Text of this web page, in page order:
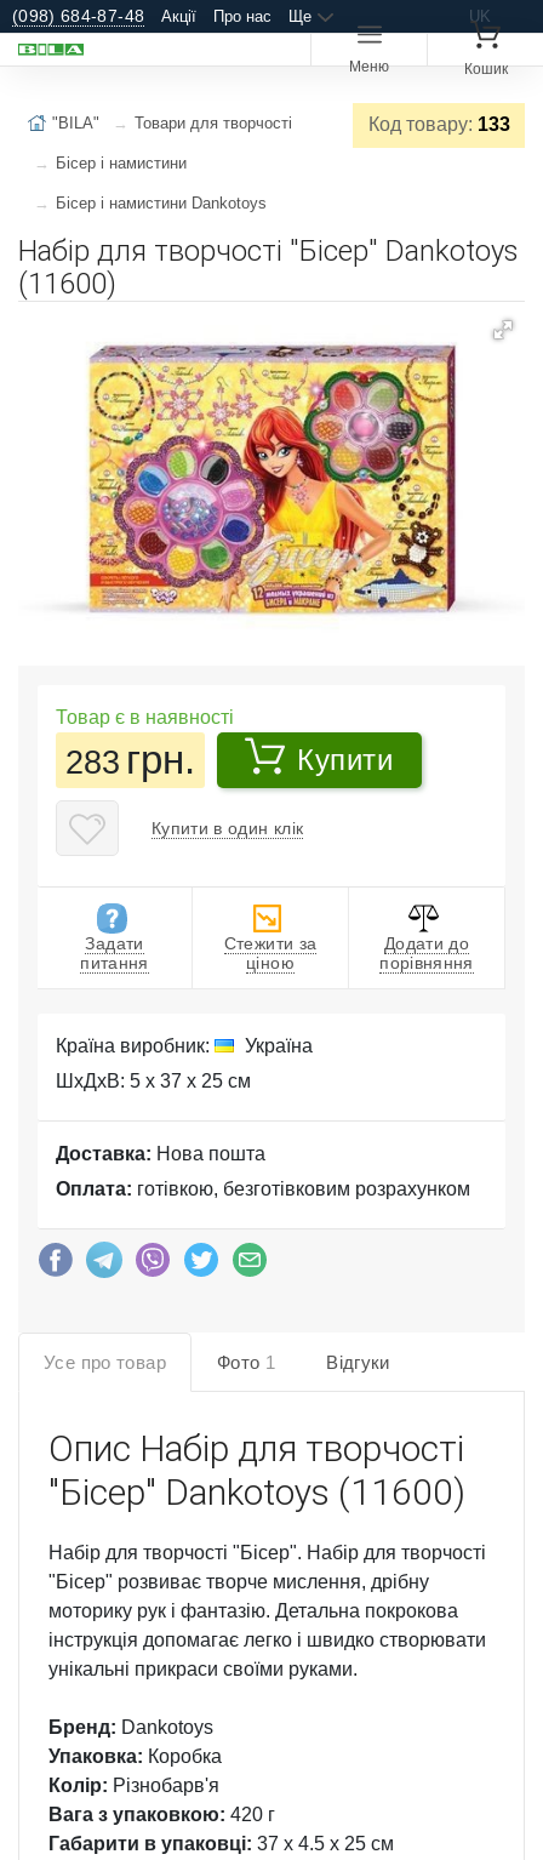
(098) 684-87-48 Акції Про нас Ще UK
Меню Кошик
Код товару: 133
"BILA" Товари для творчості
Бісер і намистини
Бісер і намистини Dankotoys
Набір для творчості "Бісер" Dankotoys
(11600)
Товар є в наявності
283 грн. Купити
Купити в один клік
Задати
питання
Стежити за
ціною
Додати до
порівняння
Країна виробник:
Україна
ШхДхВ: 5 x 37 x 25 см
Доставка: Нова пошта
Оплата: готівкою, безготівковим розрахунком
Усе про товар Фото 1 Відгуки
Опис Набір для творчості
"Бісер" Dankotoys (11600)
Набір для творчості "Бісер". Набір для творчості
"Бісер" розвиває творче мислення, дрібну
моторику рук і фантазію. Детальна покрокова
інструкція допомагає легко і швидко створювати
унікальні прикраси своїми руками.
Бренд: Dankotoys
Упаковка: Коробка
Колір: Різнобарв'я
Вага з упаковкою: 420 г
Габарити в упаковці: 37 x 4.5 x 25 см